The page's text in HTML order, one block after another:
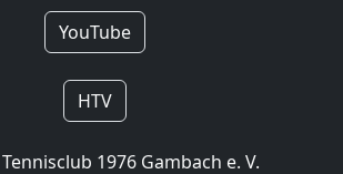
YouTube
HTV
1976 Gambach e. V.